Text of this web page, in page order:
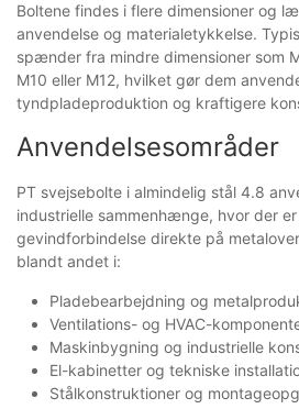
Boltene findes i flere dimensioner og
anvendelse og materialetykkelse.
spænder fra mindre dimensioner som
M10 eller M12, hvilket gør dem
tyndpladeproduktion og kraftigere
Anvendelsesområder
PT svejsebolte i almindelig stål 4.8
industrielle sammenhænge, hvor der
gevindforbindelse direkte på
blandt andet i:
Pladebearbejdning og
Ventilations- og HVAC-
Maskinbygning og industrielle
El-kabinetter og tekniske
Stålkonstruktioner og